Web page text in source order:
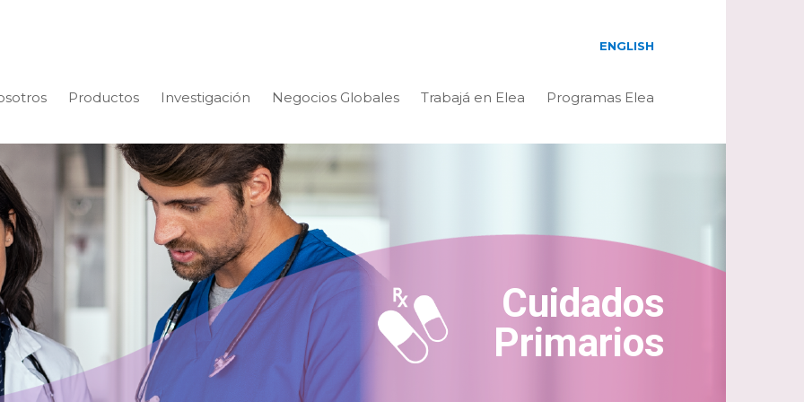
Productos Investigación Negocios Globales Trabajá en Elea Programas Elea
ENGLISH
Cuidados
Primarios